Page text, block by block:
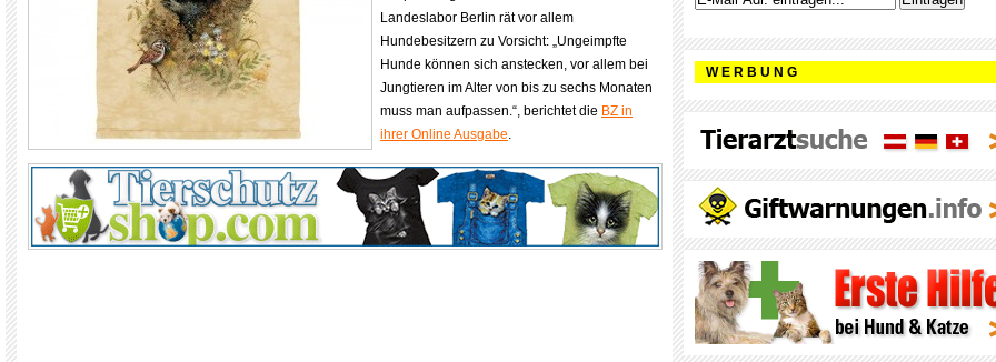
Landeslabor Berlin rät vor allem
Hundebesitzern zu Vorsicht: „Ungeimpfte
Hunde können sich anstecken, vor allem bei
Jungtieren im Alter von bis zu sechs Monaten
muss man aufpassen.“, berichtet die BZ in
ihrer Online Ausgabe.
W E R B U N G